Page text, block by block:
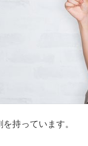
持っています。